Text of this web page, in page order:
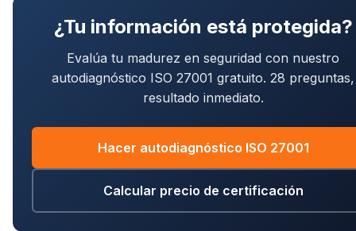
¿Tu información está protegida?
Evalúa tu madurez en seguridad con nuestro
autodiagnóstico ISO 27001 gratuito. 28 preguntas,
resultado inmediato.
Hacer autodiagnóstico ISO 27001
Calcular precio de certificación